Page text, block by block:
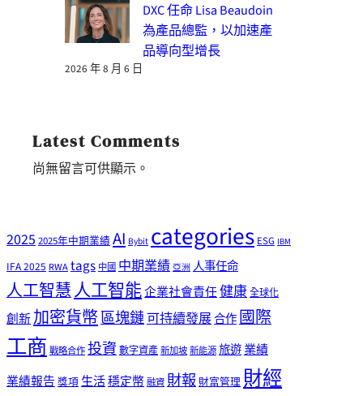
DXC 任命 Lisa Beaudoin
為產品總監，以加速產
品導向型增長
2026 年 8 月 6 日
Latest Comments
尚無留言可供顯示。
20252025年中期業績AI Bybitcategories ESG IBM
IFA 2025 RWAtags 中國 中期業績 亞洲 人事任命
人工智慧人工智能企業社會責任健康全球化
創新加密貨幣區塊鏈可持續發展合作國際
工商戰略合作投資數字資產新加坡新能源旅遊業績
業績報告獎項生活穩定幣融資財報 財富管理財經